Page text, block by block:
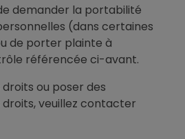
demander la portabilité
(dans certaines
de porter plainte à
référencée ci-avant.
ou poser des
droits, veuillez contacter